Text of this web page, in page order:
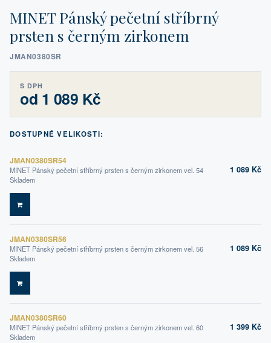
MINET Pánský pečetní stříbrný
prsten s černým zirkonem
JMAN0380SR
S DPH
od 1 089 Kč
DOSTUPNÉ VELIKOSTI:
JMAN0380SR54
MINET Pánský pečetní stříbrný prsten s černým zirkonem vel. 54
Skladem
1 089 Kč
DO KOŠÍKU
JMAN0380SR56
MINET Pánský pečetní stříbrný prsten s černým zirkonem vel. 56
Skladem
1 089 Kč
DO KOŠÍKU
JMAN0380SR60
MINET Pánský pečetní stříbrný prsten s černým zirkonem vel. 60
Skladem
1 399 Kč